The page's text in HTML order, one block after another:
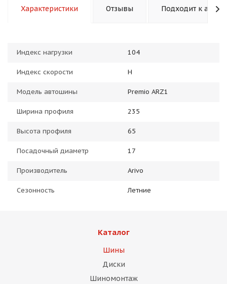
Характеристики Отзывы Подходит к авто
Индекс нагрузки 104
Индекс скорости H
Модель автошины Premio ARZ1
Ширина профиля 235
Высота профиля 65
Посадочный диаметр 17
Производитель Arivo
Сезонность Летние
Каталог
Шины
Диски
Шиномонтаж